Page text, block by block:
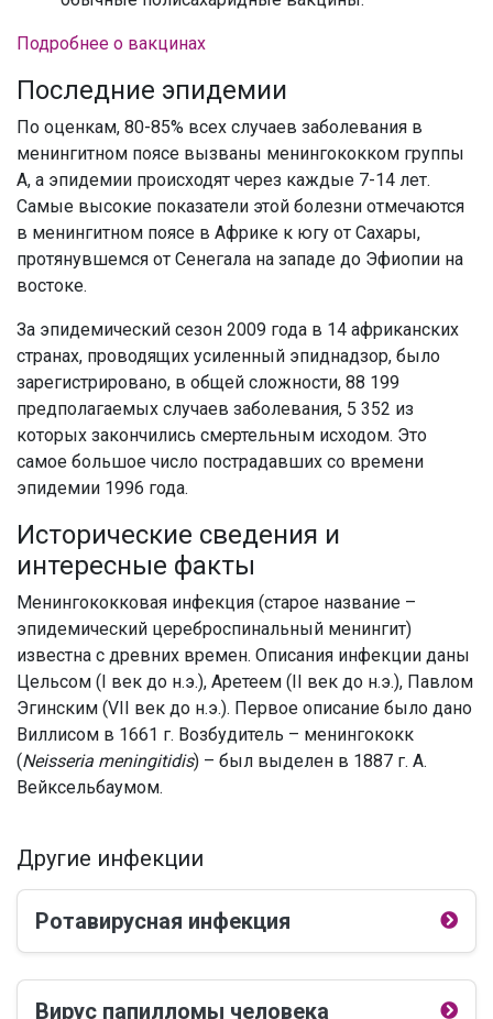
Подробнее о вакцинах
Последние эпидемии
По оценкам, 80-85% всех случаев заболевания в
менингитном поясе вызваны менингококком группы
А, а эпидемии происходят через каждые 7-14 лет.
Самые высокие показатели этой болезни отмечаются
в менингитном поясе в Африке к югу от Сахары,
протянувшемся от Сенегала на западе до Эфиопии на
востоке.
За эпидемический сезон 2009 года в 14 африканских
странах, проводящих усиленный эпиднадзор, было
зарегистрировано, в общей сложности, 88 199
предполагаемых случаев заболевания, 5 352 из
которых закончились смертельным исходом. Это
самое большое число пострадавших со времени
эпидемии 1996 года.
Исторические сведения и
интересные факты
Менингококковая инфекция (старое название –
эпидемический цереброспинальный менингит)
известна с древних времен. Описания инфекции даны
Цельсом (I век до н.э.), Аретеем (II век до н.э.), Павлом
Эгинским (VII век до н.э.). Первое описание было дано
Виллисом в 1661 г. Возбудитель – менингококк
(Neisseria meningitidis) – был выделен в 1887 г. А.
Вейксельбаумом.
Другие инфекции
Ротавирусная инфекция
Вирус папилломы человека